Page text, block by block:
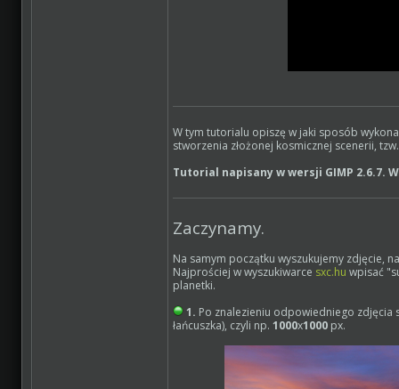
W tym tutorialu opiszę w jaki sposób
stworzenia złożonej kosmicznej scenerii,
Tutorial napisany w wersji GIMP 2.6.7.
Zaczynamy.
Na samym początku wyszukujemy zdjęcie,
Najprościej w wyszukiwarce sxc.hu wpisać
planetki.
1. Po znalezieniu odpowiedniego zdjęcia
łańcuszka), czyli np.1000x1000 px.